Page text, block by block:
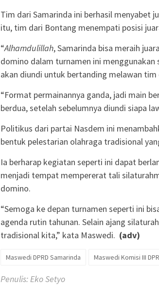
Tim dari Samarinda ini berhasil menyabet
itu, tim dari Bontang menempati posisi
“Alhamdulillah, Samarinda bisa meraih
domino dalam turnamen ini
akan diundi untuk bertanding melawan tim
“Format permainannya ganda, jadi main
berdua, setelah sebelumnya diundi siapa
Politikus dari partai Nasdem ini
bentuk pelestarian olahraga tradisional
Ia berharap kegiatan seperti ini dapat
menjadi tempat mempererat tali
domino.
“Semoga ke depan turnamen seperti ini
agenda rutin tahunan. Selain ajang
tradisional kita,” kata Maswedi. (adv)
Maswedi DPRD Samarinda Maswedi Komisi III
Penulis: Eko Setyo